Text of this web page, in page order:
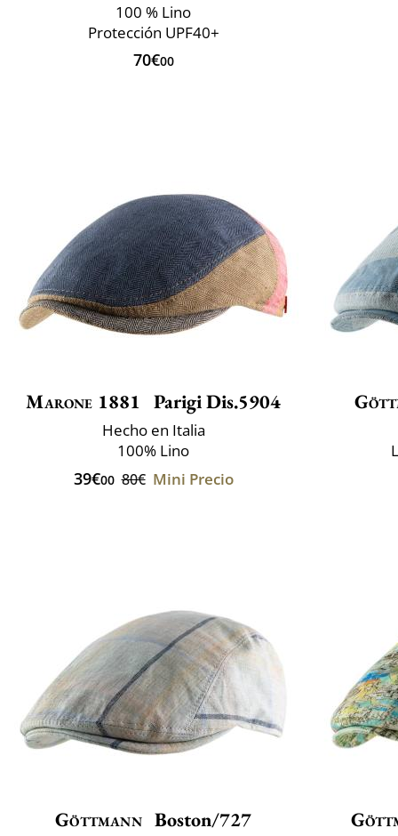
100 % Lino
Protección UPF40+
70€00
Marone 1881 Parigi Dis.5904
Hecho en Italia
100% Lino
39€00 80€ Mini Precio
Göttmann Boston/727